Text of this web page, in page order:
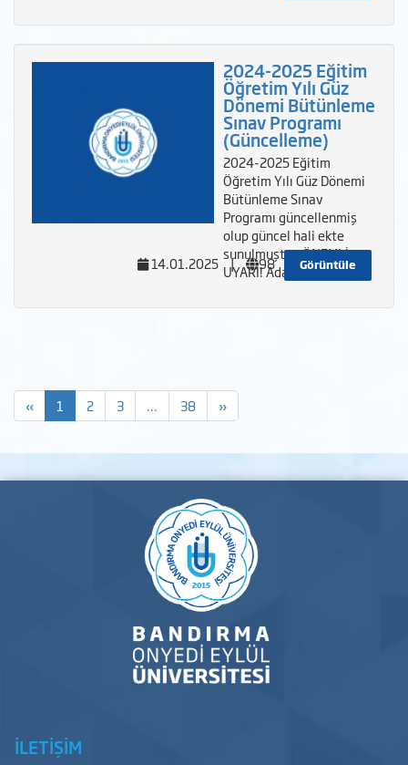
2024-2025 Eğitim
Öğretim Yılı Güz
Dönemi Bütünleme
Sınav Programı
(Güncelleme)
2024-2025 Eğitim
Öğretim Yılı Güz Dönemi
Bütünleme Sınav
Programı güncellenmiş
olup güncel hali ekte
sunulmuştur. ÖNEMLİ
UYARI! AdaletGörüntüle
14.01.2025 | 98
« 1 2 3 ... 38 »
İLETİŞİM